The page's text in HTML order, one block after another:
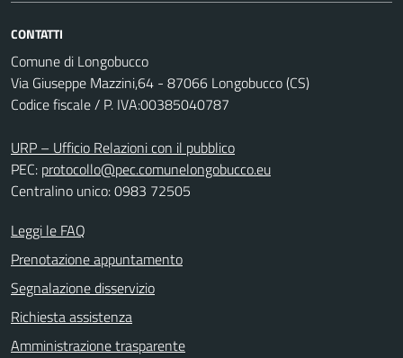
CONTATTI
Comune di Longobucco
Via Giuseppe Mazzini,64 - 87066 Longobucco (CS)
Codice fiscale / P. IVA:00385040787
URP – Ufficio Relazioni con il pubblico
PEC: protocollo@pec.comunelongobucco.eu
Centralino unico: 0983 72505
Leggi le FAQ
Prenotazione appuntamento
Segnalazione disservizio
Richiesta assistenza
Amministrazione trasparente